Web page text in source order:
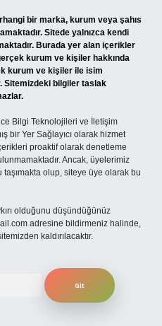
bir marka, kurum veya şahıs
Sitede yalnızca kendi
Burada yer alan içerikler
kurum ve kişiler hakkında
kurum ve kişiler ile isim
Sitemizdeki bilgiler taslak
Bilgi Teknolojileri ve İletişim
bir Yer Sağlayıcı olarak hizmet
proaktif olarak denetleme
Ancak, üyelerimiz
olup, siteye üye olarak bu
olduğunu düşündüğünüz
adresine bildirmeniz halinde,
kaldırılacaktır.